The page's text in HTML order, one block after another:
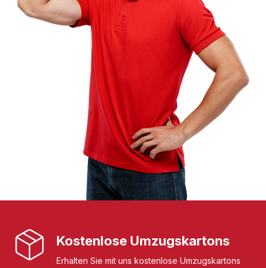
Kostenlose Umzugskartons
Erhalten Sie mit uns kostenlose Umzugskartons